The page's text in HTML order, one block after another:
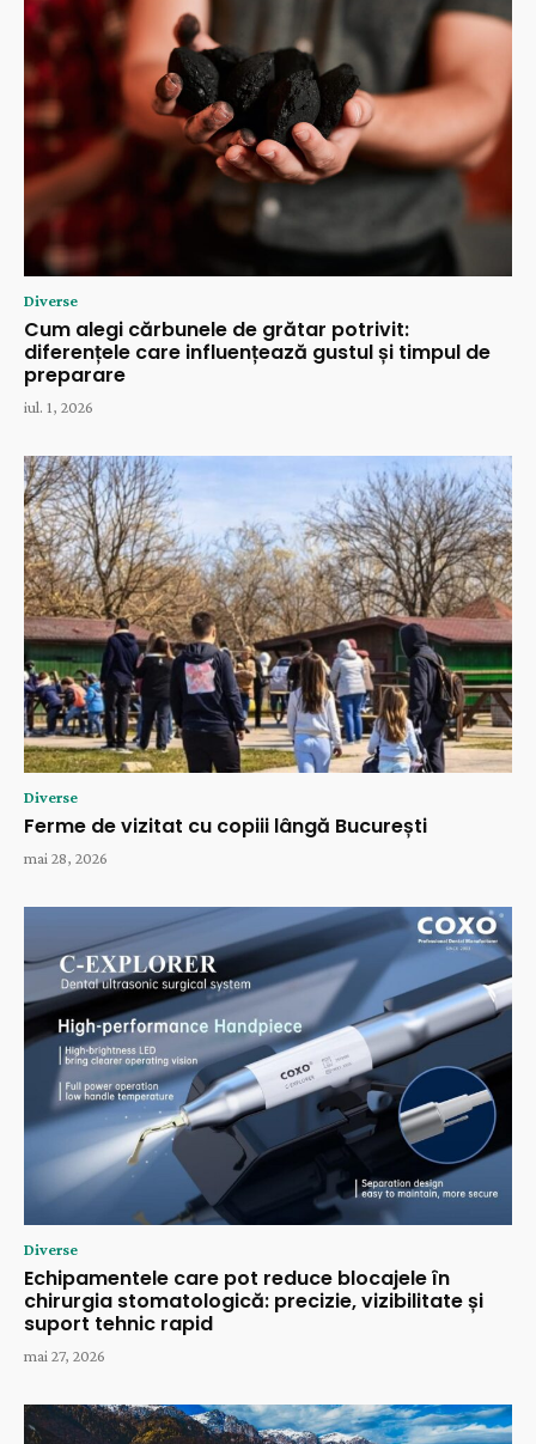
Diverse
Cum alegi cărbunele de grătar potrivit:
diferențele care influențează gustul și timpul de
preparare
iul. 1, 2026
Diverse
Ferme de vizitat cu copiii lângă București
mai 28, 2026
Diverse
Echipamentele care pot reduce blocajele în
chirurgia stomatologică: precizie, vizibilitate și
suport tehnic rapid
mai 27, 2026